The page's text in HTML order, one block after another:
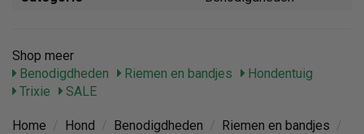
Shop meer
Benodigdheden
Riemen en bandjes
Hondentuig
Trixie
SALE
Home Hond Benodigdheden Riemen en bandjes